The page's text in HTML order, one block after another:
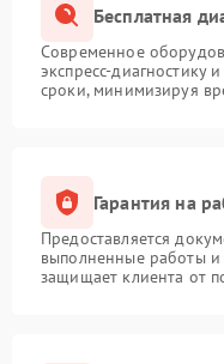
Бесплатная
Современное
экспресс-диагностику
сроки, минимизируя
Гарантия на
Предоставляется
выполненные работы и
защищает клиента от